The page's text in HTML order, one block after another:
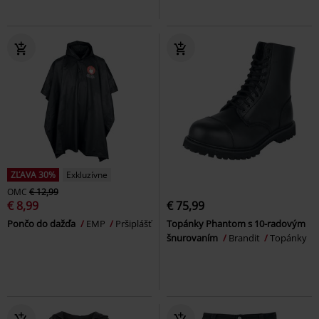
ZĽAVA 30%
Exkluzívne
OMC € 12,99
€ 8,99
Pončo do dažďa EMP Pršiplášť
€ 75,99
Topánky Phantom s 10-radovým
šnurovaním
Brandit Topánky